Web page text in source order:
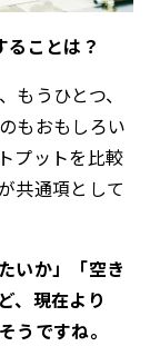
ことは？
うひとつ、
もおもしろい
プットを比較
共通項として
いか」「空き
、現在より
うですね。